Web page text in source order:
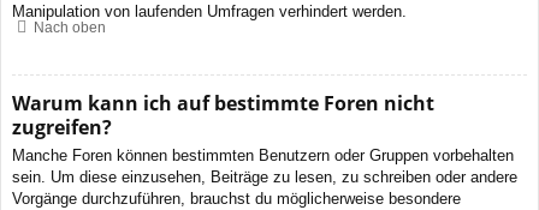
Manipulation von laufenden Umfragen verhindert werden.
Nach oben
Warum kann ich auf bestimmte Foren nicht
zugreifen?
Manche Foren können bestimmten Benutzern oder Gruppen vorbehalten
sein. Um diese einzusehen, Beiträge zu lesen, zu schreiben oder andere
Vorgänge durchzuführen, brauchst du möglicherweise besondere